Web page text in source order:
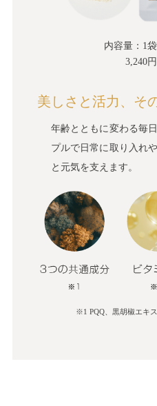
内容量：1
3,240
美しさと活力、そ
年齢とともに変わる毎
プルで日常に取り入れ
と元気を支えます。
※1 PQQ、黒胡椒エキ